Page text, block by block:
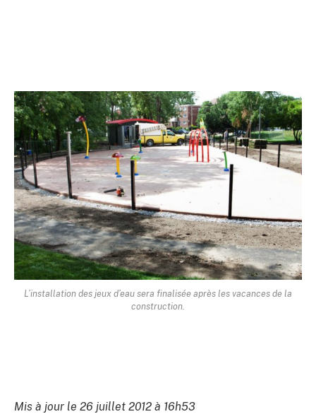
L’installation des jeux d’eau sera finalisée après les vacances de la
construction.
Mis à jour le 26 juillet 2012 à 16h53